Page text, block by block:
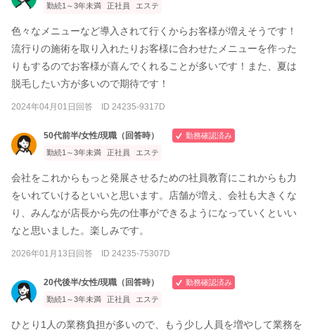
勤続1～3年未満
正社員 エステ
色々なメニューなど導入されて行くからお客様が増えそうです！
流行りの施術を取り入れたりお客様に合わせたメニューを作った
りもするのでお客様が喜んでくれることが多いです！また、夏は
脱毛したい方が多いので期待です！
2024年04月01日回答 ID 24235-9317D
50代前半/女性/現職（回答時）
勤務確認済み
勤続1～3年未満
正社員 エステ
会社をこれからもっと発展させるための社員教育にこれからも力
をいれていけるといいと思います。店舗が増え、会社も大きくな
り、みんなが店長から先の仕事ができるようになっていくといい
なと思いました。楽しみです。
2026年01月13日回答 ID 24235-75307D
20代後半/女性/現職（回答時）
勤務確認済み
勤続1～3年未満
正社員 エステ
ひとり1人の業務負担が多いので、もう少し人員を増やして業務を